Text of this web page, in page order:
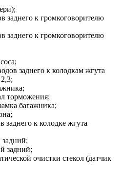
заднего к громкоговорителю
заднего к громкоговорителю
заднего к колодкам жгута
торможения;
багажника;
заднего к колодке жгута
задний;
задний;
очистки стекол (датчик